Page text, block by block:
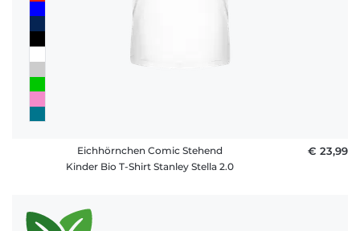
Eichhörnchen Comic Stehend
Kinder Bio T-Shirt Stanley Stella 2.0
€ 23,99